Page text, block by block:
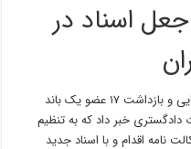
اسناد در
رئیس کل دادگستری استان البرز، از شناسایی و بازداشت ۱۷ عضو یک باند
خبر داد که به تنظیم
نامه اقدام و با اسناد جدید